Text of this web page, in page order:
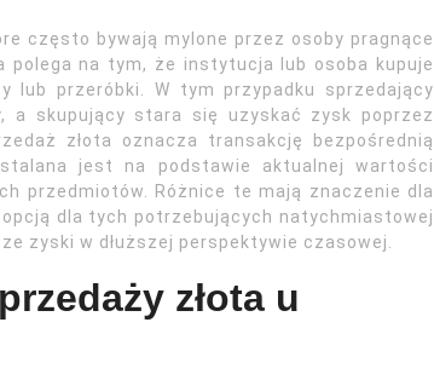
często bywają mylone przez osoby pragnące
polega na tym, że instytucja lub osoba kupuje
lub przeróbki. W tym przypadku sprzedający
a skupujący stara się uzyskać zysk poprzez
złota oznacza transakcję bezpośrednią
jest na podstawie aktualnej wartości
przedmiotów. Różnice te mają znaczenie dla
dla tych potrzebujących natychmiastowej
zyski w dłuższej perspektywie czasowej.
złota u